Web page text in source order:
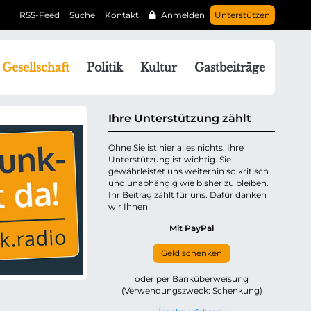
Unterstützen
Anmelden
Kontakt
Suche
RSS-Feed
Gesellschaft Politik Kultur Gastbeiträge
Ihre Unterstützung zählt
Ohne Sie ist hier alles nichts. Ihre
Unterstützung ist wichtig. Sie
gewährleistet uns weiterhin so kritisch
und unabhängig wie bisher zu bleiben.
Ihr Beitrag zählt für uns. Dafür danken
wir Ihnen!
Mit PayPal
Geld schenken
oder per Banküberweisung
(Verwendungszweck: Schenkung)